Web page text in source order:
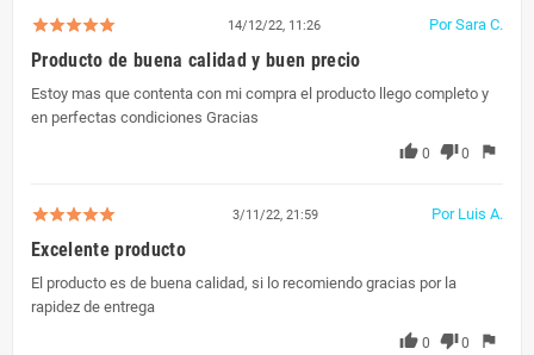
14/12/22, 11:26 Por Sara C.
Producto de buena calidad y buen precio
Estoy mas que contenta con mi compra el producto llego completo y
en perfectas condiciones Gracias
thumb_up 0 thumb_down0 flag
3/11/22, 21:59 Por Luis A.
Excelente producto
El producto es de buena calidad, si lo recomiendo gracias por la
rapidez de entrega
thumb_up 0 thumb_down0 flag